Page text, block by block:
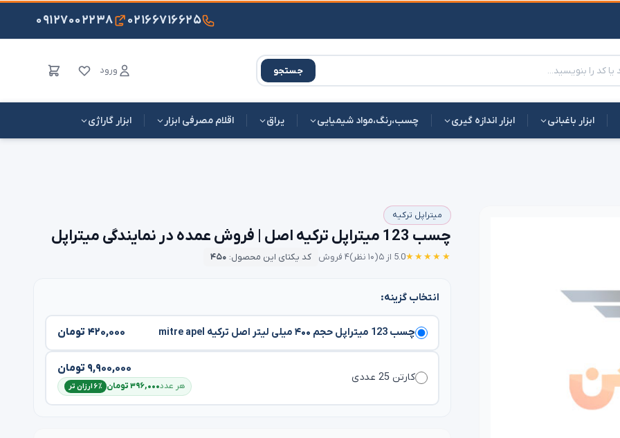
۰۲۱۶۶۷۱۶۶۲۵ ۰۹۱۲۷۰۰۲۲۳۸
جستجو ورود
ابزار باغبانی ابزار اندازه گیری چسب،رنگ،مواد شیمیایی یراق اقلام مصرفی ابزار ابزار گاراژی
میتراپل ترکیه
چسب 123 میتراپل ترکیه اصل | فروش عمده در نمایندگی میتراپل
★★★★★5.0 از ۵ (۱۰ نظر) ۴ فروش کد یکتای این محصول: ۴۵۰
انتخاب گزینه:
چسب 123 میتراپل حجم ۴۰۰ میلی لیتر اصل ترکیه mitre apel ۴۲۰,۰۰۰ تومان
کارتن 25 عددی
۹,۹۰۰,۰۰۰ تومان
هر عدد۳۹۶,۰۰۰ تومان ۶٪ ارزان تر